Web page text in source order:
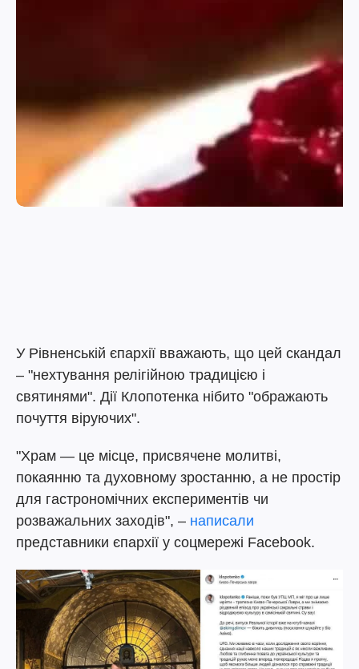
У Рівненській єпархії вважають, що цей скандал
– "нехтування релігійною традицією і
святинями". Дії Клопотенка нібито "ображають
почуття віруючих".
"Храм — це місце, присвячене молитві,
покаянню та духовному зростанню, а не простір
для гастрономічних експериментів чи
розважальних заходів", – написали
представники єпархії у соцмережі Facebook.